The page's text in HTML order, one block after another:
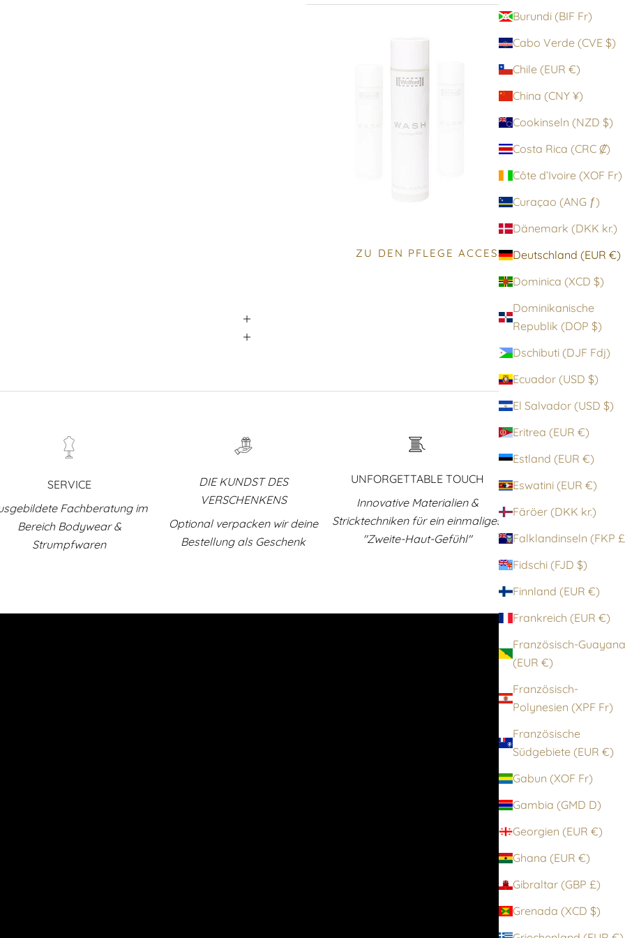
Burundi (BIF Fr)
Cabo Verde (CVE $)
Chile (EUR €)
China (CNY ¥)
Cookinseln (NZD $)
Costa Rica (CRC ₡)
Côte d’Ivoire (XOF Fr)
Curaçao (ANG ƒ)
Dänemark (DKK kr.)
Deutschland (EUR €)
Dominica (XCD $)
Dominikanische
Republik (DOP $)
Dschibuti (DJF Fdj)
Ecuador (USD $)
El Salvador (USD $)
Eritrea (EUR €)
Estland (EUR €)
Eswatini (EUR €)
Färöer (DKK kr.)
Fidschi (FJD $)
Finnland (EUR €)
Frankreich (EUR €)
Französisch-Guayana
(EUR €)
Französisch-
Polynesien (XPF Fr)
Französische
Südgebiete (EUR €)
Gabun (XOF Fr)
Gambia (GMD D)
Georgien (EUR €)
Ghana (EUR €)
Gibraltar (GBP £)
Grenada (XCD $)
ZU DEN PFLEGE ACCESSOIRES
SERVICE
Fachberatung im
Bereich Bodywear &
Strumpfwaren
DIE KUNDST DES
VERSCHENKENS
Optional verpacken wir deine
Bestellung als Geschenk
UNFORGETTABLE TOUCH
Innovative Materialien &
Stricktechniken für ein einmaliges
"Zweite-Haut-Gefühl"